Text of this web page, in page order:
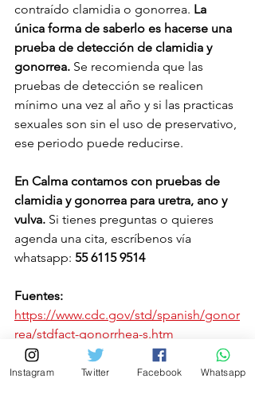
contraído clamidia o gonorrea. La
única forma de saberlo es hacerse una
prueba de detección de clamidia y
gonorrea. Se recomienda que las
pruebas de detección se realicen
mínimo una vez al año y si las practicas
sexuales son sin el uso de preservativo,
ese periodo puede reducirse.
En Calma contamos con pruebas de
clamidia y gonorrea para uretra, ano y
vulva. Si tienes preguntas o quieres
agenda una cita, escríbenos vía
whatsapp: 55 6115 9514
Fuentes:
https://www.cdc.gov/std/spanish/gonor
rea/stdfact-gonorrhea-s.htm
https://www.cdc.gov/std/spanish/clami
dia/stdfact-chlamydia-s.htm
Instagram Twitter Facebook Whatsapp